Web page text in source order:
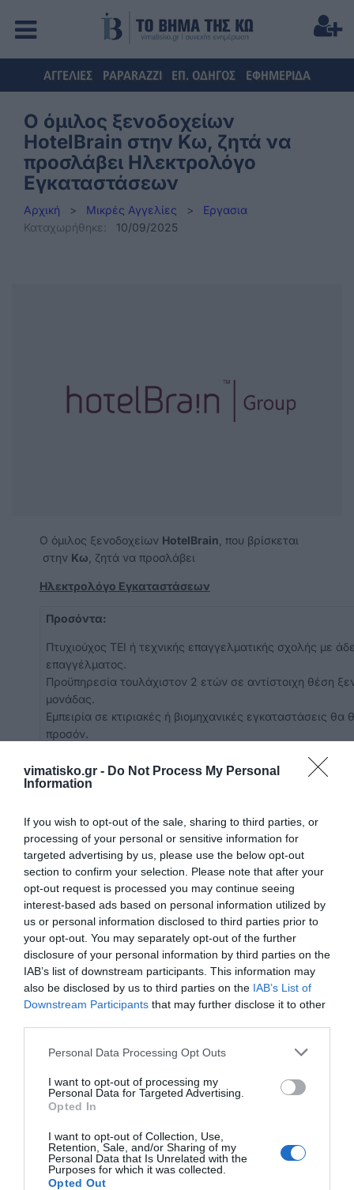
vimatisko.gr - Do Not Process My Personal
Information
If you wish to opt-out of the sale, sharing to third parties, or
processing of your personal or sensitive information for
targeted advertising by us, please use the below opt-out
section to confirm your selection. Please note that after your
opt-out request is processed you may continue seeing
interest-based ads based on personal information utilized by
us or personal information disclosed to third parties prior to
your opt-out. You may separately opt-out of the further
disclosure of your personal information by third parties on the
IAB’s list of downstream participants. This information may
also be disclosed by us to third parties on the IAB’s List of
Downstream Participants that may further disclose it to other
Personal Data Processing Opt Outs
I want to opt-out of processing my
Personal Data for Targeted Advertising.
Opted In
I want to opt-out of Collection, Use,
Retention, Sale, and/or Sharing of my
Personal Data that Is Unrelated with the
Purposes for which it was collected.
Opted Out
ΑΓΓΕΛΙΕΣ PAPARAZZI ΕΠ. ΟΔΗΓΟΣ ΕΦΗΜΕΡΙΔΑ
Ο όμιλος ξενοδοχείων
HotelBrain στην Κω, ζητά να
προσλάβει Ηλεκτρολόγο
Εγκαταστάσεων
Αρχική > Μικρές Αγγελίες > Εργασια
Καταχωρήθηκε:
10/09/2025
Ο όμιλος ξενοδοχείων HotelBrain , που βρίσκεται
στην Κω , ζητά να προσλάβει
Ηλεκτρολόγο Εγκαταστάσεων
Προσόντα:
Πτυχιούχος ΤΕΙ ή τεχνικής επαγγελματικής σχολής με
επαγγέλματος.
Προϋπηρεσία τουλάχιστον 2 ετών σε αντίστοιχη θέση
μονάδας.
Εμπειρία σε κτιριακές ή βιομηχανικές εγκαταστάσεις
προσόν.
συμπεριφορά.
Προσαρμοστικότητα και αποδοτικότητα υπό συνθήκες
Οικονομικές απολαβές αναλόγως προσόντων
Διαμονή για εργαζομένους με μόνιμη κατοικία εκτός Κω
Διατροφή καθημερινά κατά τη διάρκεια λειτουργίας των
Σταθερό και φιλικό εργασιακό περιβάλλον
Συνεχής εκπαίδευση (on-the-job training)
Δυνατότητα επαγγελματικής ανέλιξης
Επικοινωνία:maintenance@kipriotishotels.com
ntheofilidis@hotelbrain.com
payrollkos@ hotelbrain.com
Γραφείο προσωπικού 22420 57017
HOTEL BRAIN